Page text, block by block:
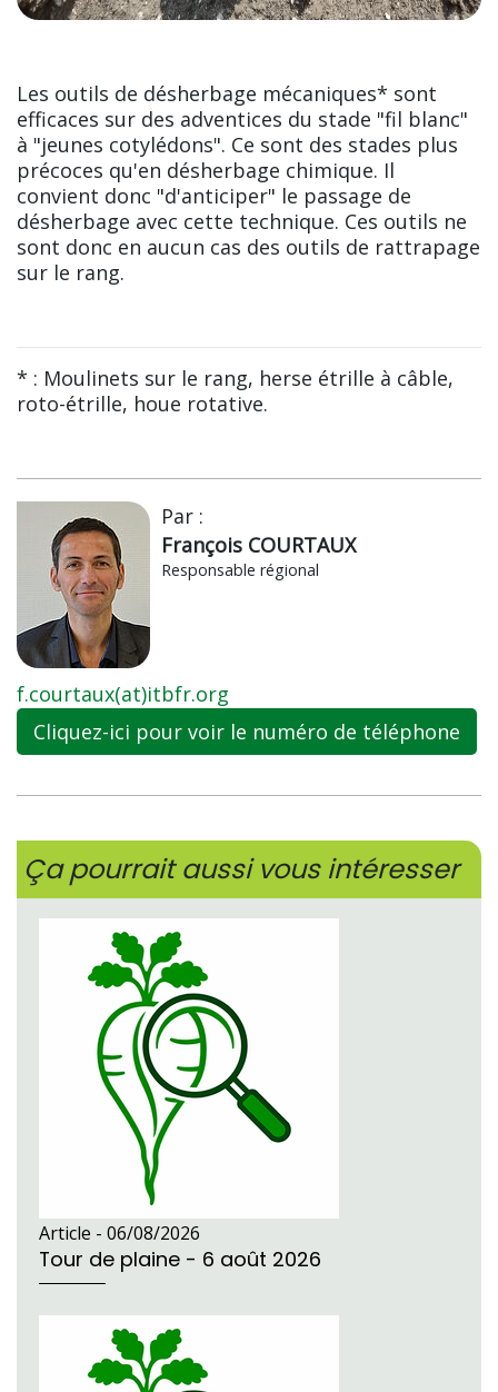
Les outils de désherbage mécaniques* sont
efficaces sur des adventices du stade "fil blanc"
à "jeunes cotylédons". Ce sont des stades plus
précoces qu'en désherbage chimique. Il
convient donc "d'anticiper" le passage de
désherbage avec cette technique. Ces outils ne
sont donc en aucun cas des outils de rattrapage
sur le rang.
* : Moulinets sur le rang, herse étrille à câble,
roto-étrille, houe rotative.
Par :
François COURTAUX
Responsable régional
f.courtaux(at)itbfr.org
Cliquez-ici pour voir le numéro de téléphone
Ça pourrait aussi vous intéresser
Article - 06/08/2026
Tour de plaine - 6 août 2026